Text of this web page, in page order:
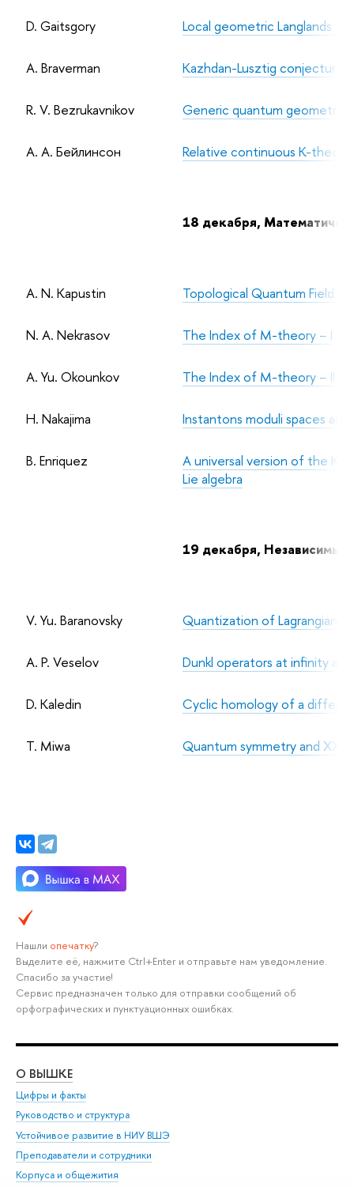
D. Gaitsgory Local geometric Langlands
A. Braverman Kazhdan-Lusztig conjecture
R. V. Bezrukavnikov Generic quantum geometric
А. А. Бейлинсон Relative continuous K-
18 декабря,
A. N. Kapustin Topological Quantum Field
N. A. Nekrasov The Index of M-theory – I
A. Yu. Okounkov The Index of M-theory – II
H. Nakajima Instantons moduli spaces and
B. Enriquez
A universal version of the
Lie algebra
19 декабря,
V. Yu. Baranovsky Quantization of Lagrangians
A. P. Veselov Dunkl operators at infinity
D. Kaledin Cyclic homology of a
T. Miwa Quantum symmetry and XXZ
Нашли опечатку?
Выделите её, нажмите Ctrl+Enter и отправьте нам уведомление.
Спасибо за участие!
Сервис предназначен только для отправки сообщений об
орфографических и пунктуационных ошибках.
О ВЫШКЕ
Цифры и факты
Руководство и структура
Устойчивое развитие в НИУ ВШЭ
Преподаватели и сотрудники
Корпуса и общежития